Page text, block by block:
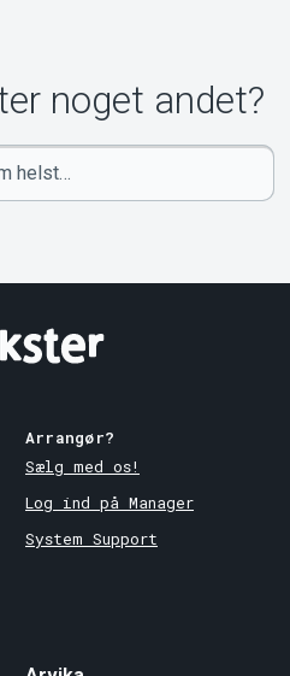
noget andet?
Arrangør?
Sælg med os!
Log ind på Manager
System Support